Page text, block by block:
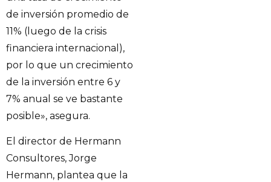
de inversión promedio de
11% (luego de la crisis
financiera internacional),
por lo que un crecimiento
de la inversión entre 6 y
7% anual se ve bastante
posible», asegura.
El director de Hermann
Consultores, Jorge
Hermann, plantea que la